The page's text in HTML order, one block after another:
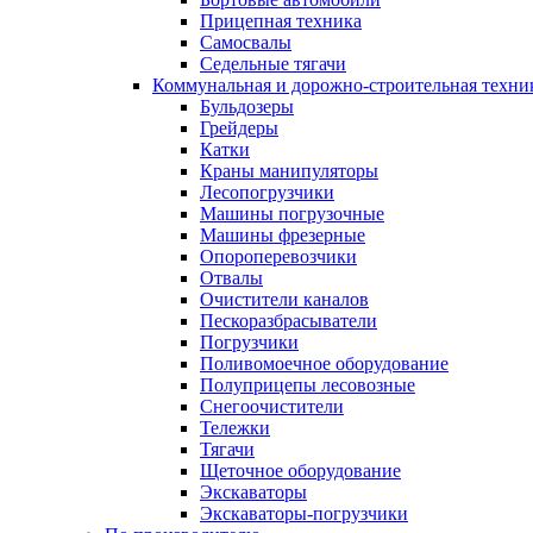
Прицепная техника
Самосвалы
Седельные тягачи
Коммунальная и дорожно-строительная
Бульдозеры
Грейдеры
Катки
Краны манипуляторы
Лесопогрузчики
Машины погрузочные
Машины фрезерные
Опороперевозчики
Отвалы
Очистители каналов
Пескоразбрасыватели
Погрузчики
Поливомоечное оборудование
Полуприцепы лесовозные
Снегоочистители
Тележки
Тягачи
Щеточное оборудование
Экскаваторы
Экскаваторы-погрузчики